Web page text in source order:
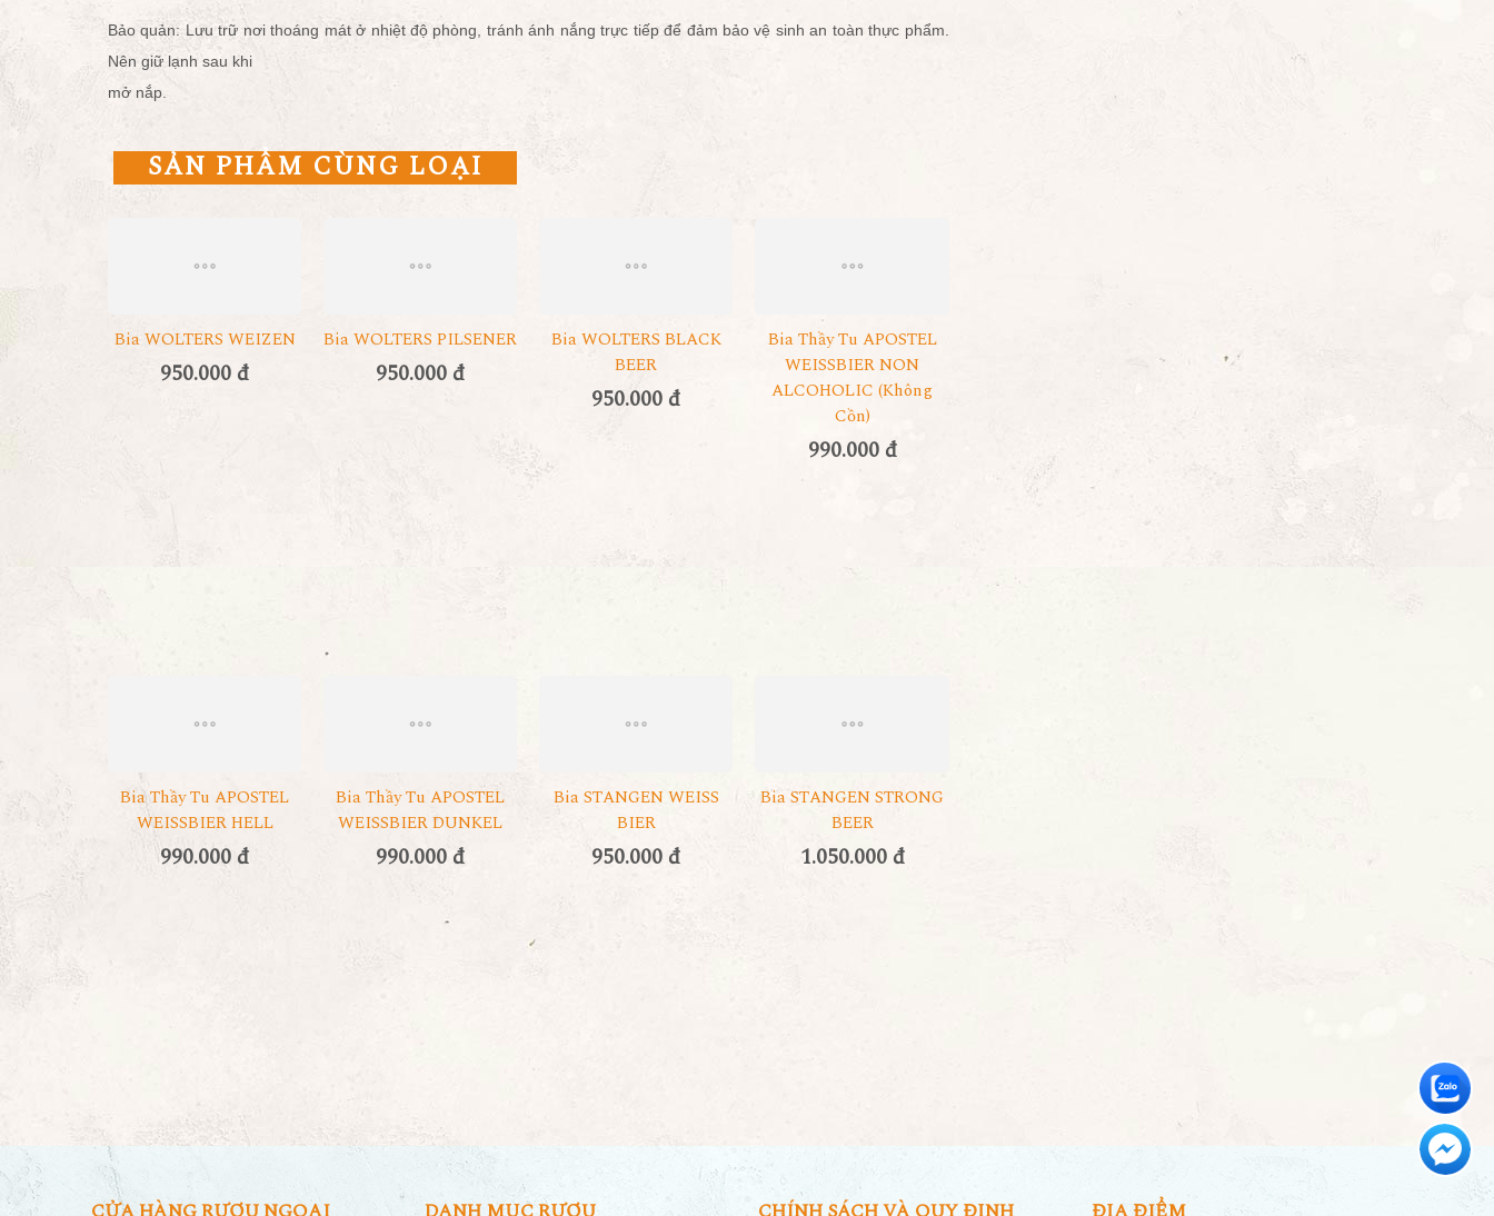
Bảo quản: Lưu trữ nơi thoáng mát ở nhiệt độ phòng, tránh ánh nắng trực tiếp để đảm bảo vệ sinh an toàn thực phẩm.
Nên giữ lạnh sau khi
mở nắp.
SẢN PHẨM CÙNG LOẠI
Bia WOLTERS WEIZEN
950.000 đ
Bia WOLTERS PILSENER
950.000 đ
Bia WOLTERS BLACK
BEER
950.000 đ
Bia Thầy Tu APOSTEL
WEISSBIER NON
ALCOHOLIC (không
Cồn)
990.000 đ
Bia Thầy Tu APOSTEL
WEISSBIER HELL
990.000 đ
Bia Thầy Tu APOSTEL
WEISSBIER DUNKEL
990.000 đ
Bia STANGEN WEISS
BIER
950.000 đ
Bia STANGEN STRONG
BEER
1.050.000 đ